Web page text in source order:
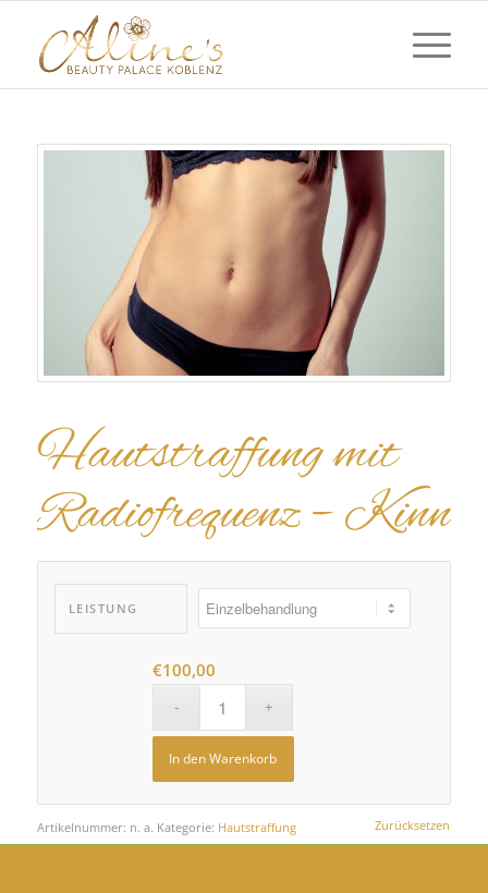
Hautstraffung mit
Radiofrequenz – Kinn
LEISTUNG
Zurücksetzen
€100,00
In den Warenkorb
Artikelnummer: n. a. Kategorie: Hautstraffung